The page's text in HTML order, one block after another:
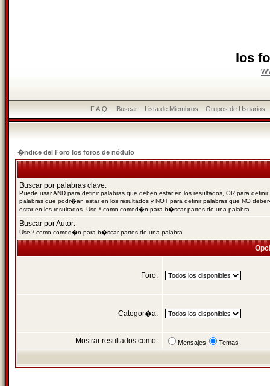
los
F.A.Q. Buscar Lista de Miembros Grupos de Usuarios
�ndice del Foro los foros de nódulo
Buscar por palabras clave:
Puede usarAND para definir palabras que deben estar en los resultados, OR para definir
palabras que podr�an estar en los resultados y NOT para definir palabras que NO
estar en los resultados. Use * como comod�n para b�scar partes de una palabra
Buscar por Autor:
Use * como comod�n para b�scar partes de una palabra
Foro:
Categor�a:
Mostrar resultados como: Mensajes Temas